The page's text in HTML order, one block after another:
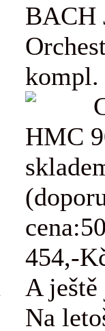
BACH
kompl.
HMC
454,-
A
Na